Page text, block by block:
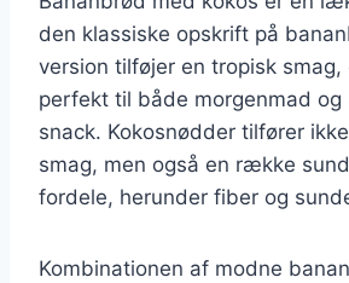
den klassiske opskrift på
version tilføjer en tropisk smag,
perfekt til både morgenmad og
snack. Kokosnødder tilfører
smag, men også en række
fordele, herunder fiber og
Kombinationen af modne